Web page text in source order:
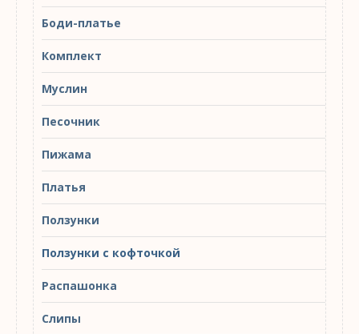
Боди-платье
Комплект
Муслин
Песочник
Пижама
Платья
Ползунки
Ползунки с кофточкой
Распашонка
Слипы